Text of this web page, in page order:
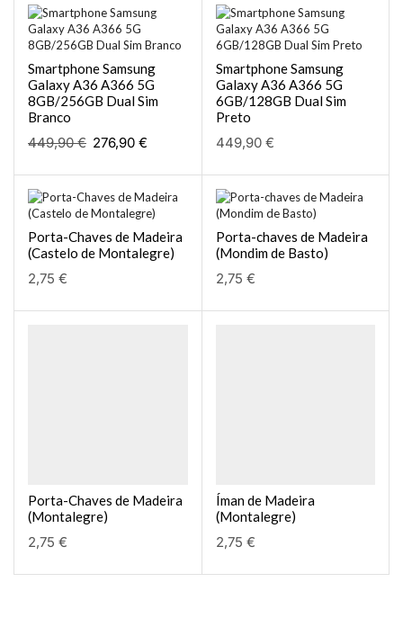
Smartphone Samsung
Galaxy A36 A366 5G
8GB/256GB Dual Sim
Branco
449,90€ 276,90 €
Smartphone Samsung
Galaxy A36 A366 5G
6GB/128GB Dual Sim
Preto
449,90 €
Porta-Chaves de Madeira
(Castelo de Montalegre)
2,75 €
Porta-chaves de Madeira
(Mondim de Basto)
2,75 €
Porta-Chaves de Madeira
(Montalegre)
2,75 €
Íman de Madeira
(Montalegre)
2,75 €